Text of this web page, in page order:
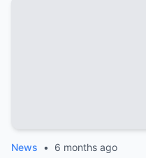
News • 6 months ago